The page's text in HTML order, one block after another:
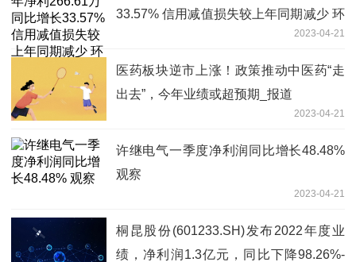
33.57% 信用减值损失较上年同期减少 环
2023-04-21
医药板块逆市上涨！政策推动中医药“走
出去”，今年业绩或超预期_报道
2023-04-21
许继电气一季度净利润同比增长48.48%
观察
2023-04-21
桐昆股份(601233.SH)发布2022年度业
绩，净利润1.3亿元，同比下降98.26%-